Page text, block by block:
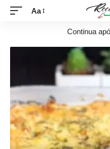
Aa
Continua